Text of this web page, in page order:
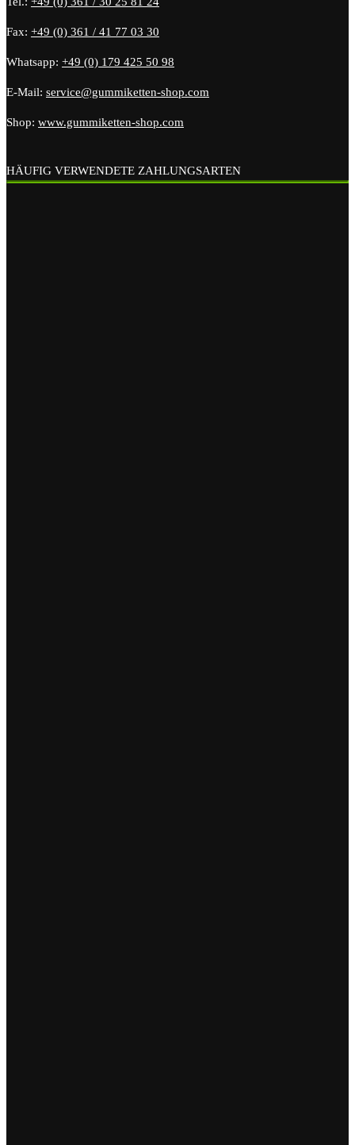
Fax: +49 (0) 361 / 41 77 03 30
Whatsapp: +49 (0) 179 425 50 98
E-Mail: service@gummiketten-shop.com
Shop: www.gummiketten-shop.com
HÄUFIG VERWENDETE ZAHLUNGSARTEN